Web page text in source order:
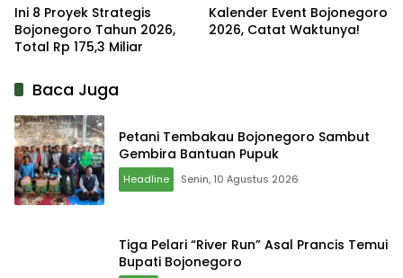
Ini 8 Proyek Strategis
Bojonegoro Tahun 2026,
Total Rp 175,3 Miliar
Kalender Event Bojonegoro
2026, Catat Waktunya!
Baca Juga
Petani Tembakau Bojonegoro Sambut
Gembira Bantuan Pupuk
Headline Senin, 10 Agustus 2026
Tiga Pelari “River Run” Asal Prancis Temui
Bupati Bojonegoro